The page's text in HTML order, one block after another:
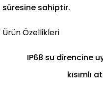
süresine sahiptir.
Ürün Özellikleri
IP68 su direncine
kısımlı